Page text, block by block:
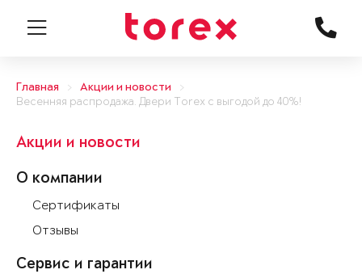
Главная
Акции и новости
Весенняя распродажа. Двери Torex с выгодой до 40%!
Акции и новости
О компании
Сертификаты
Отзывы
Сервис и гарантии